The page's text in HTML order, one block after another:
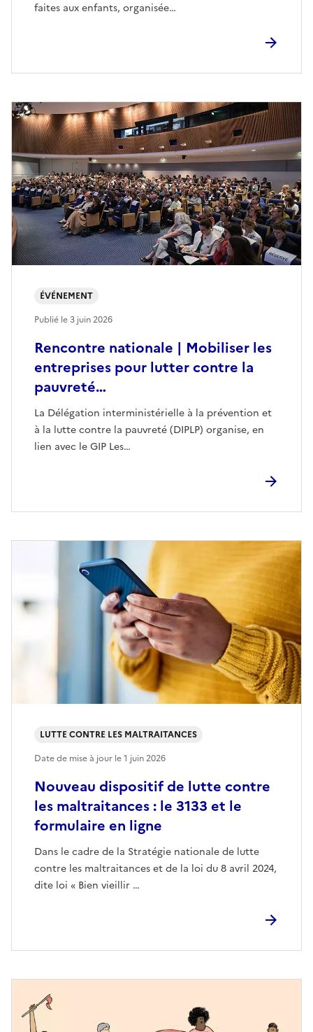
faites aux enfants, organisée…
Rencontre nationale | Mobiliser les
entreprises pour lutter contre la
pauvreté…
La Délégation interministérielle à la prévention et
à la lutte contre la pauvreté (DIPLP) organise, en
lien avec le GIP Les…
ÉVÉNEMENT
Publié le3 juin 2026
Nouveau dispositif de lutte contre
les maltraitances : le 3133 et le
formulaire en ligne
Dans le cadre de la Stratégie nationale de lutte
contre les maltraitances et de la loi du 8 avril 2024,
dite loi « Bien vieillir …
LUTTE CONTRE LES MALTRAITANCES
Date de mise à jour le1 juin 2026